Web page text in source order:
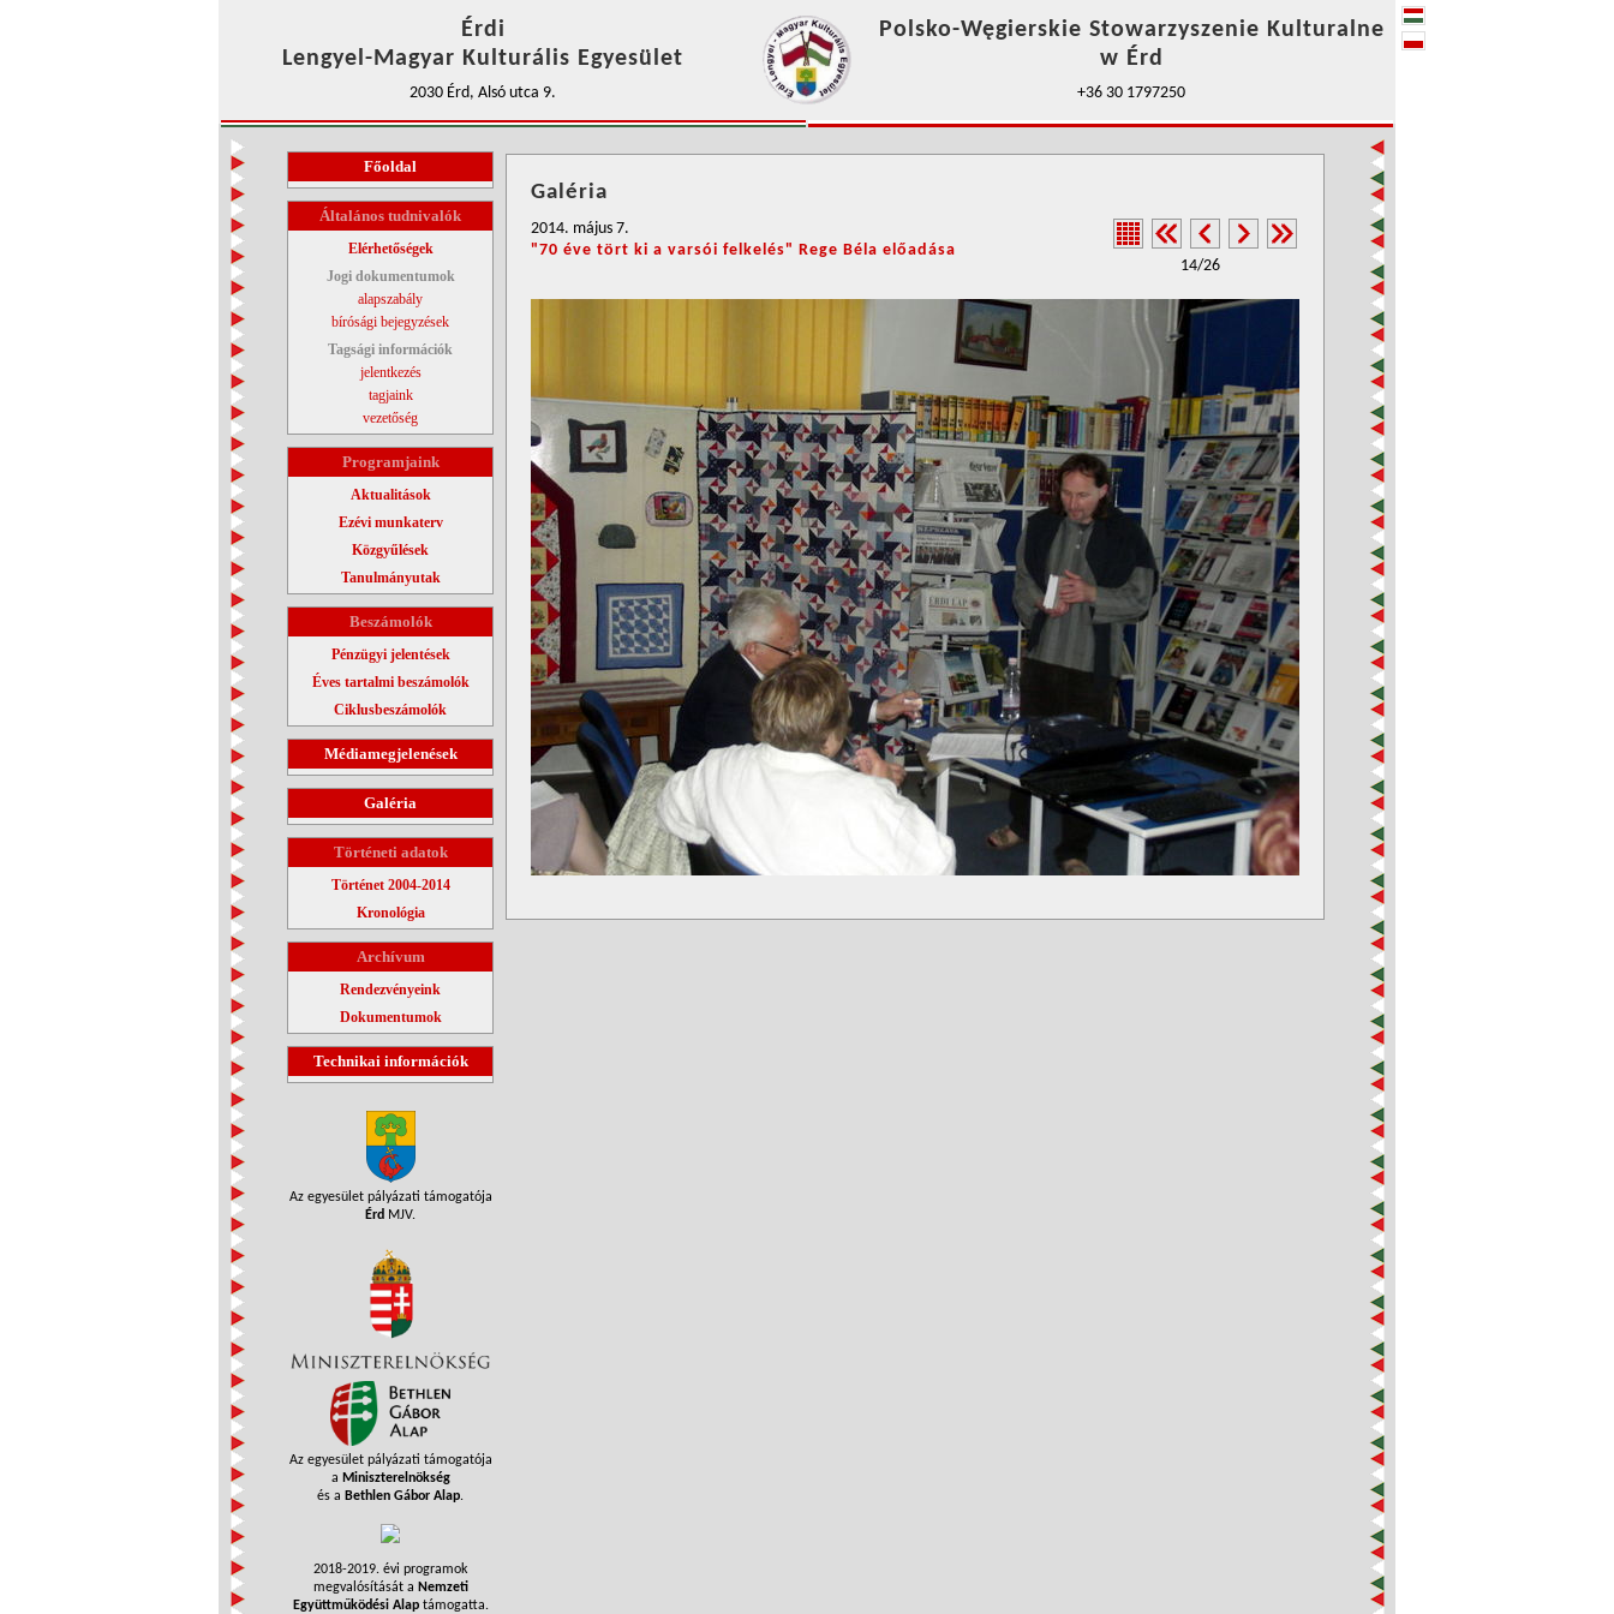
Érdi
Lengyel-Magyar Kulturális Egyesület
2030 Érd, Alsó utca 9.
Polsko-Węgierskie Stowarzyszenie Kulturalne
w Érd
+36 30 1797250
Főoldal
Általános tudnivalók
Elérhetőségek
Jogi dokumentumok
alapszabály
bírósági bejegyzések
Tagsági információk
jelentkezés
tagjaink
vezetőség
Programjaink
Aktualitások
Ezévi munkaterv
Közgyűlések
Tanulmányutak
Beszámolók
Pénzügyi jelentések
Éves tartalmi beszámolók
Ciklusbeszámolók
Médiamegjelenések
Galéria
Történeti adatok
Történet 2004-2014
Kronológia
Archívum
Rendezvényeink
Dokumentumok
Technikai információk
Az egyesület pályázati támogatója
Érd MJV.
Az egyesület pályázati támogatója
a Miniszterelnökség
és a Bethlen Gábor Alap.
2018-2019. évi programok
megvalósítását a Nemzeti
Együttműködési Alaptámogatta.
Galéria
2014. május 7.
"70 éve tört ki a varsói felkelés" Rege Béla előadása
14/26